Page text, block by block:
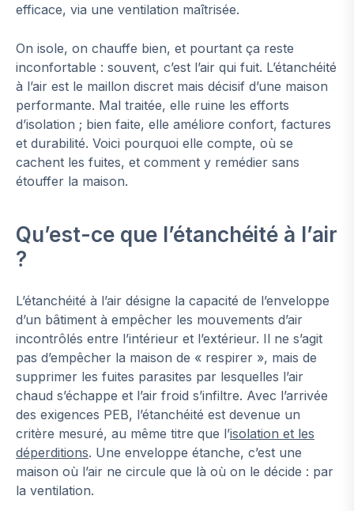
efficace, via une ventilation maîtrisée.
On isole, on chauffe bien, et pourtant ça reste
inconfortable : souvent, c’est l’air qui fuit. L’étanchéité
à l’air est le maillon discret mais décisif d’une maison
performante. Mal traitée, elle ruine les efforts
d’isolation ; bien faite, elle améliore confort, factures
et durabilité. Voici pourquoi elle compte, où se
cachent les fuites, et comment y remédier sans
étouffer la maison.
Qu’est-ce que l’étanchéité à l’air
?
L’étanchéité à l’air désigne la capacité de l’enveloppe
d’un bâtiment à empêcher les mouvements d’air
incontrôlés entre l’intérieur et l’extérieur. Il ne s’agit
pas d’empêcher la maison de « respirer », mais de
supprimer les fuites parasites par lesquelles l’air
chaud s’échappe et l’air froid s’infiltre. Avec l’arrivée
des exigences PEB, l’étanchéité est devenue un
critère mesuré, au même titre que l’isolation et les
déperditions. Une enveloppe étanche, c’est une
maison où l’air ne circule que là où on le décide : par
la ventilation.